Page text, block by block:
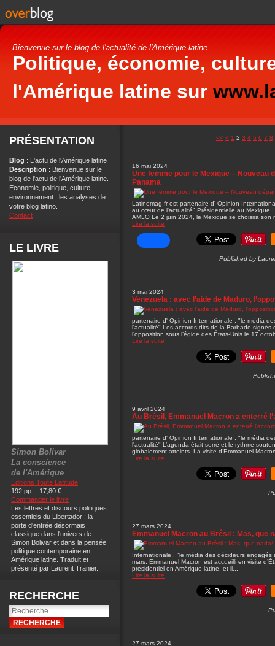
Bienvenue sur le blog de l'actualité de l'Amérique latine
Politique, économie,
l'Amérique latine sur
PRÉSENTATION
Blog : L'actu de l'Amérique latine
Description : Bienvenue sur le
blog de l'actu de l'Amérique latine.
Economie, politique, culture,
environnement : les analyses de
votre blog latino.
Contact
LE LIVRE
Simon Bolivar
La conscience
de l'Amérique
Editions Toute Latitude
192 pp. - 17,80 €
Commander le livre
Les lettres et discours politiques
essentiels du Libertador : la
porte d'entrée désormais
classique dans l'univers de
Simon Bolivar et dans la pensée
politique contemporaine en
Amérique latine. Traduit et
présenté par Laurent Tranier.
RECHERCHE
<< < 1 2 3 4 5 6 7 8
16 mai 2024
Une femme pour le Mexique – Nouveau
Panama
Latinomag.fr est partenaire d' Opinion
au cœur de l'actualité" Présidentielle au Mexique
AMLO Le 2 juin 2024, le Mexique se choisira
Lire la suite
Published by
3 mai 2024
Venezuela : avec l’aide de Maduro,
partenaire d' Opinion Internationale , "le média
l'actualité" Les accords dits de la Barbade signés
l’opposition sous l’égide des États-Unis le 17
Lire la suite
9 avril 2024
Au Brésil, Emmanuel Macron a enterré
partenaire d' Opinion Internationale , "le média
l'actualité" L’agenda était serré et le rythme
globalement atteints. La visite d’Emmanuel
Lire la suite
27 mars 2024
Emmanuel Macron au Brésil : Mas, que
Internationale , "le média des décideurs
mars, Emmanuel Macron est accueilli en visite
présidentiel en Amérique latine, et il...
Lire la suite
27 mars 2024